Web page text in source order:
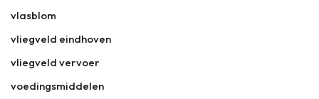
vlasblom
vliegveld eindhoven
vliegveld vervoer
voedingsmiddelen